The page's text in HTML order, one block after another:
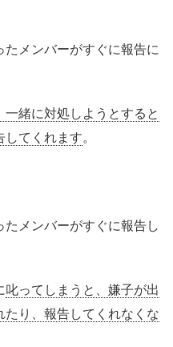
メンバーがすぐに報告に
一緒に対処しようとすると
してくれます。
メンバーがすぐに報告し
叱ってしまうと、嫌子が出
り、報告してくれなくな